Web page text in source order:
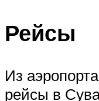
Рейсы
Из
рейсы в